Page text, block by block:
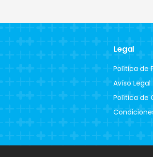
Legal
Política de
Avíso Legal
Política de